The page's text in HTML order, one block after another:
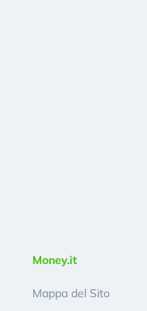
Money.it
Mappa del Sito